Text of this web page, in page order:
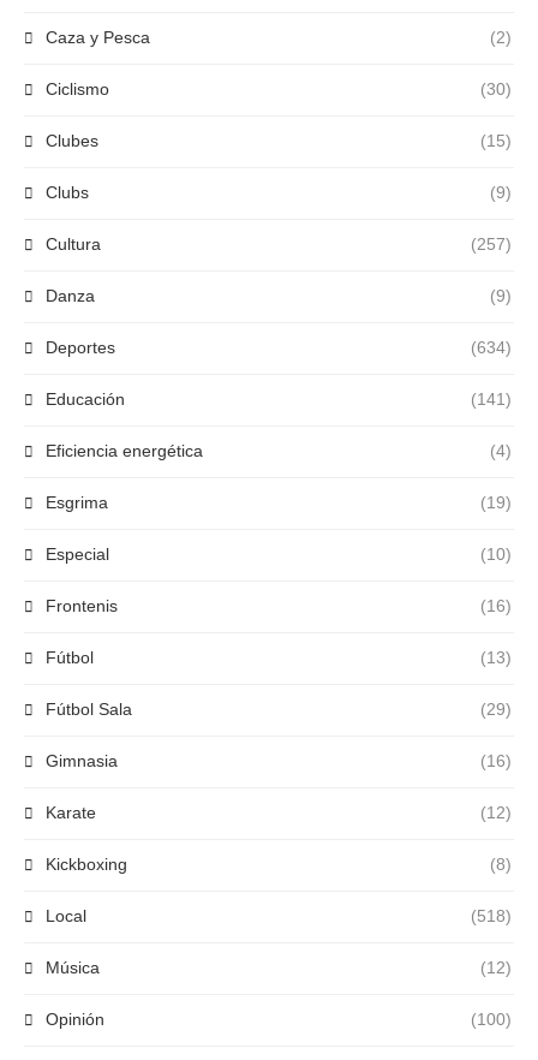
Caza y Pesca (2)
Ciclismo (30)
Clubes (15)
Clubs (9)
Cultura (257)
Danza (9)
Deportes (634)
Educación (141)
Eficiencia energética (4)
Esgrima (19)
Especial (10)
Frontenis (16)
Fútbol (13)
Fútbol Sala (29)
Gimnasia (16)
Karate (12)
Kickboxing (8)
Local (518)
Música (12)
Opinión (100)